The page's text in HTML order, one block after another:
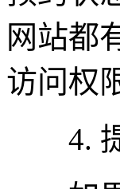
网站都
访问权
4. 提